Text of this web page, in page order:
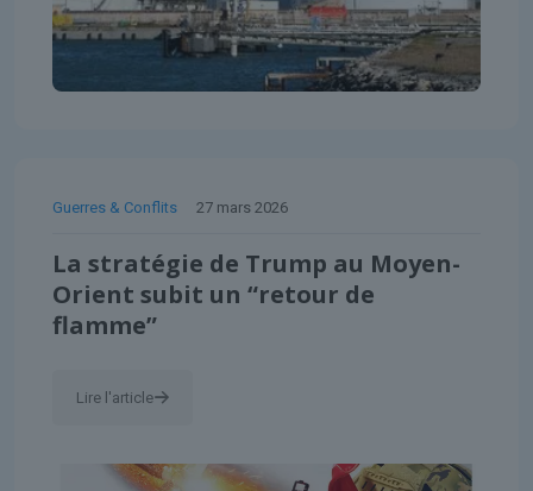
Guerres & Conflits 27 mars 2026
La stratégie de Trump au Moyen-
Orient subit un “retour de
flamme”
Lire l'article